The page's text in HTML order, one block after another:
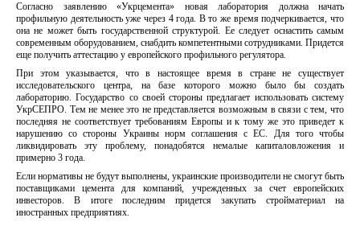
Согласно заявлению «Укрцемента» новая лаборатория должна начать
профильную деятельность уже через 4 года. В то же время подчеркивается, что
она не может быть государственной структурой. Ее следует оснастить самым
современным оборудованием, снабдить компетентными сотрудниками. Придется
еще получить аттестацию у европейского профильного регулятора.
При этом указывается, что в настоящее время в стране не существует
исследовательского центра, на базе которого можно было бы создать
лабораторию. Государство со своей стороны предлагает использовать систему
УкрСЕПРО. Тем не менее это не представляется возможным в связи с тем, что
последняя не соответствует требованиям Европы и к тому же это приведет к
нарушению со стороны Украины норм соглашения с ЕС. Для того чтобы
ликвидировать эту проблему, понадобятся немалые капиталовложения и
примерно 3 года.
Если нормативы не будут выполнены, украинские производители не смогут быть
поставщиками цемента для компаний, учрежденных за счет европейских
инвесторов. В итоге последним придется закупать стройматериал на
иностранных предприятиях.